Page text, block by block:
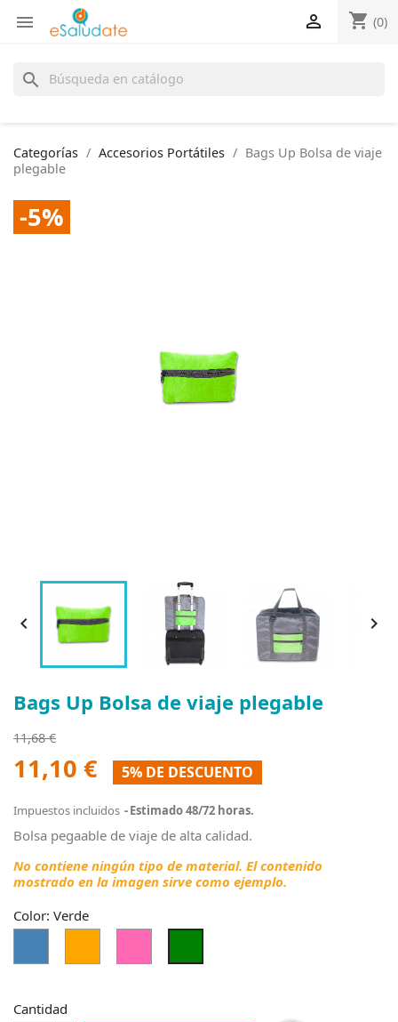
 shopping_cart (0)

search
Categorías Accesorios Portátiles
Bags Up Bolsa de viaje
plegable
-5%
 
Bags Up Bolsa de viaje plegable
11,68 €
11,10 € 5% DE DESCUENTO
Impuestos incluidos Estimado 48/72 horas.
Bolsa pegaable de viaje de alta calidad.
No contiene ningún tipo de material. El contenido
mostrado en la imagen sirve como ejemplo.
Color: Verde
Rosa
Cantidad